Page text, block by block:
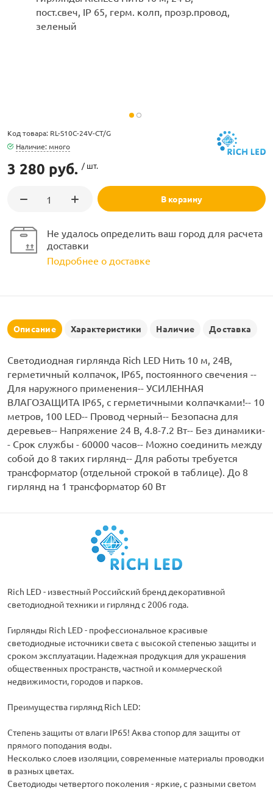
LED
Код товара: RL-S10C-24V-CT/G
Наличие: много
3 280 руб. / шт.
В корзину
Не удалось определить ваш город для расчета
доставки
Подробнее о доставке
Описание Характеристики Наличие Доставка
Светодиодная гирлянда Rich LED Нить 10 м, 24В,
герметичный колпачок, IP65, постоянного свечения --
Для наружного применения-- УСИЛЕННАЯ
ВЛАГОЗАЩИТА IP65, с герметичными колпачками!-- 10
метров, 100 LED-- Провод черный-- Безопасна для
деревьев-- Напряжение 24 В, 4.8-7.2 Вт-- Без динамики-
- Срок службы - 60000 часов-- Можно соединить между
собой до 8 таких гирлянд-- Для работы требуется
трансформатор (отдельной строкой в таблице). До 8
гирлянд на 1 трансформатор 60 Вт
Rich LED - известный Российский бренд декоративной
светодиодной техники и гирлянд с 2006 года.
Гирлянды Rich LED - профессиональное красивые
светодиодные источники света с высокой степенью защиты и
сроком эксплуатации. Надежная продукция для украшения
общественных пространств, частной и коммерческой
недвижимости, городов и парков.
Преимущества гирлянд Rich LED:
Степень защиты от влаги IP65! Аква стопор для защиты от
прямого поподания воды.
Несколько слоев изоляции, современные материалы проводки
в разных цветах.
Светодиоды четвертого поколения - яркие, с разными светом